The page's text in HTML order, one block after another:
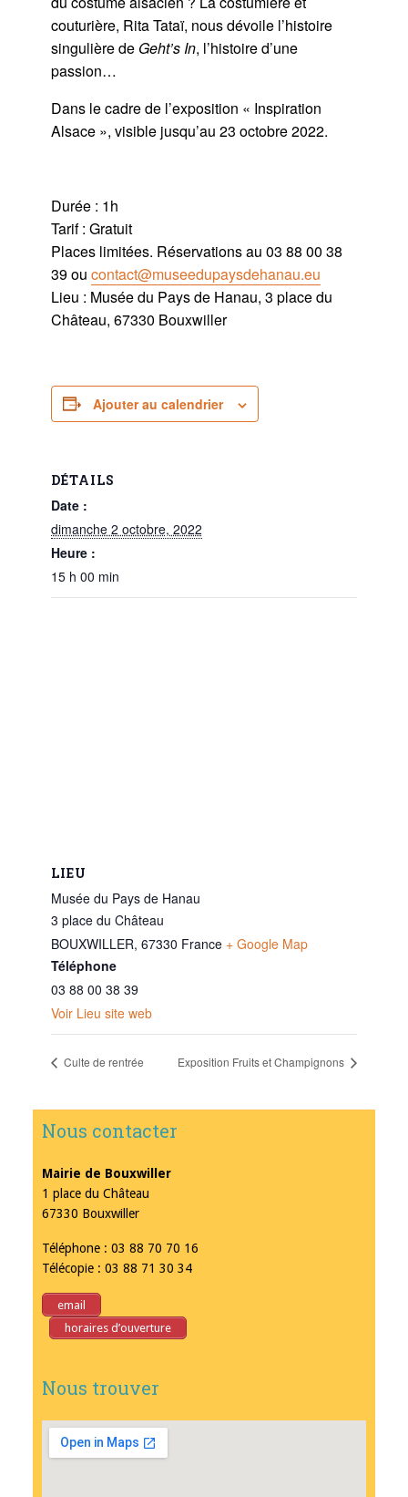
couturière, Rita Tataï, nous dévoile l’histoire
singulière de Geht’s In, l’histoire d’une
passion…
Dans le cadre de l’exposition « Inspiration
Alsace », visible jusqu’au 23 octobre 2022.
Durée : 1h
Tarif : Gratuit
Places limitées. Réservations au 03 88 00 38
39 ou contact@museedupaysdehanau.eu
Lieu : Musée du Pays de Hanau, 3 place du
Château, 67330 Bouxwiller
Ajouter au calendrier
DÉTAILS
Date :
dimanche 2 octobre, 2022
Heure :
15 h 00 min
LIEU
Musée du Pays de Hanau
3 place du Château
BOUXWILLER, 67330 France + Google Map
Téléphone
03 88 00 38 39
Voir Lieu site web
Culte de rentrée Exposition Fruits et Champignons
Nous contacter
Mairie de Bouxwiller
1 place du Château
67330 Bouxwiller
Téléphone : 03 88 70 70 16
Télécopie : 03 88 71 30 34
email
horaires d’ouverture
Nous trouver